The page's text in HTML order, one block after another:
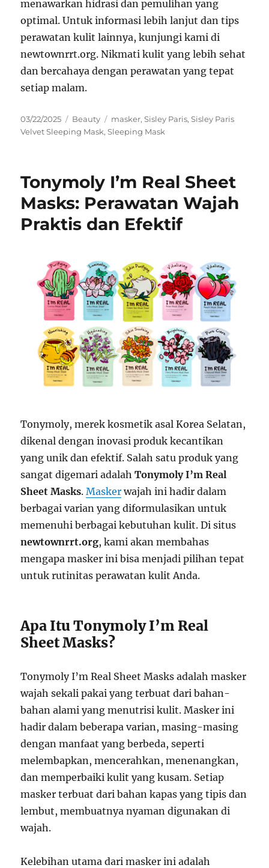
menawarkan hidrasi dan pemulihan yang
optimal. Untuk informasi lebih lanjut dan tips
perawatan kulit lainnya, kunjungi kami di
newtownrrt.org. Nikmati kulit yang lebih sehat
dan bercahaya dengan perawatan yang tepat
setiap malam.
Posted
on
03/22/2025 Categories
Beauty Tags
masker,Sisley Paris,Sisley Paris
Velvet Sleeping Mask,Sleeping Mask
Tonymoly I’m Real Sheet
Masks: Perawatan Wajah
Praktis dan Efektif
Tonymoly, merek kosmetik asal Korea Selatan,
dikenal dengan inovasi produk kecantikan
yang unik dan efektif. Salah satu produk yang
sangat digemari adalahTonymoly I’m Real
Sheet Masks.Masker wajah ini hadir dalam
berbagai varian yang diformulasikan untuk
memenuhi berbagai kebutuhan kulit. Di situs
newtownrrt.org, kami akan membahas
mengapa masker ini bisa menjadi pilihan tepat
untuk rutinitas perawatan kulit Anda.
Apa Itu Tonymoly I’m Real
Sheet Masks?
Tonymoly I’m Real Sheet Masks adalah masker
wajah sekali pakai yang terbuat dari bahan-
bahan alami yang menutrisi kulit. Masker ini
hadir dalam beberapa varian, masing-masing
dengan manfaat yang berbeda, seperti
melembapkan, mencerahkan, menenangkan,
dan memperbaiki kulit yang kusam. Setiap
masker terbuat dari bahan kapas yang tipis dan
lembut, membuatnya nyaman digunakan di
wajah.
Kelebihan utama dari masker ini adalah